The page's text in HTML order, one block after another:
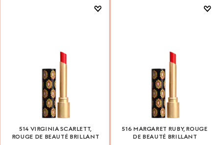
514 VIRGINIA SCARLETT,
ROUGE DE BEAUTÉ BRILLANT
516 MARGARET RUBY, ROUGE
DE BEAUTÉ BRILLANT